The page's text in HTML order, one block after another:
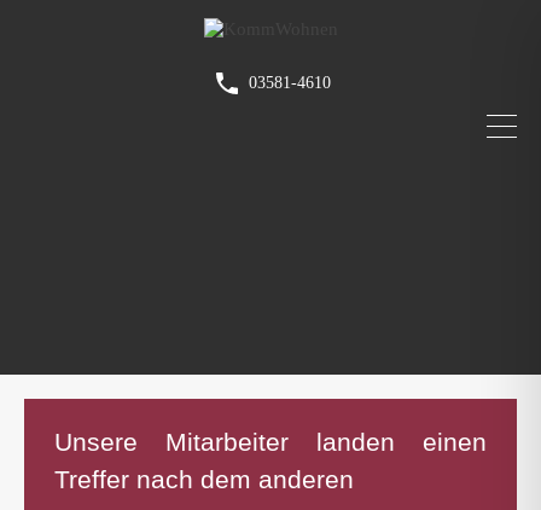
03581-4610
Unsere Mitarbeiter landen einen
Treffer nach dem anderen